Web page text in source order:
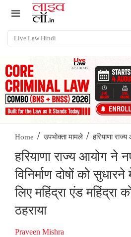
Home / उपभोक्ता मामले / हरियाणा
हरियाणा राज्य आयोग ने
विनिर्माण दोषों को
लिए महिंद्रा एंड महिंद्रा
ठहराया
Praveen Mishra